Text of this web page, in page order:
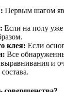
Первым шагом
Если на полу уже
клея: Если
Все
и